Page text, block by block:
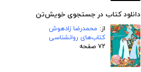
دانلود کتاب در جستجوی خویش‌تن
از: محمدرضا زادهوش
کتاب‌های روانشناسی
۷۲ صفحه